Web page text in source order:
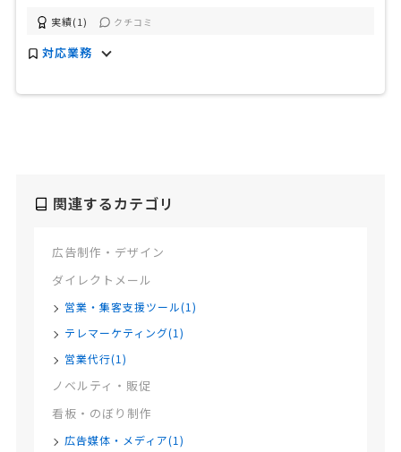
実績(1) クチコミ
対応業務
関連するカテゴリ
広告制作・デザイン
ダイレクトメール
営業・集客支援ツール(1)
テレマーケティング(1)
営業代行(1)
ノベルティ・販促
看板・のぼり制作
広告媒体・メディア(1)